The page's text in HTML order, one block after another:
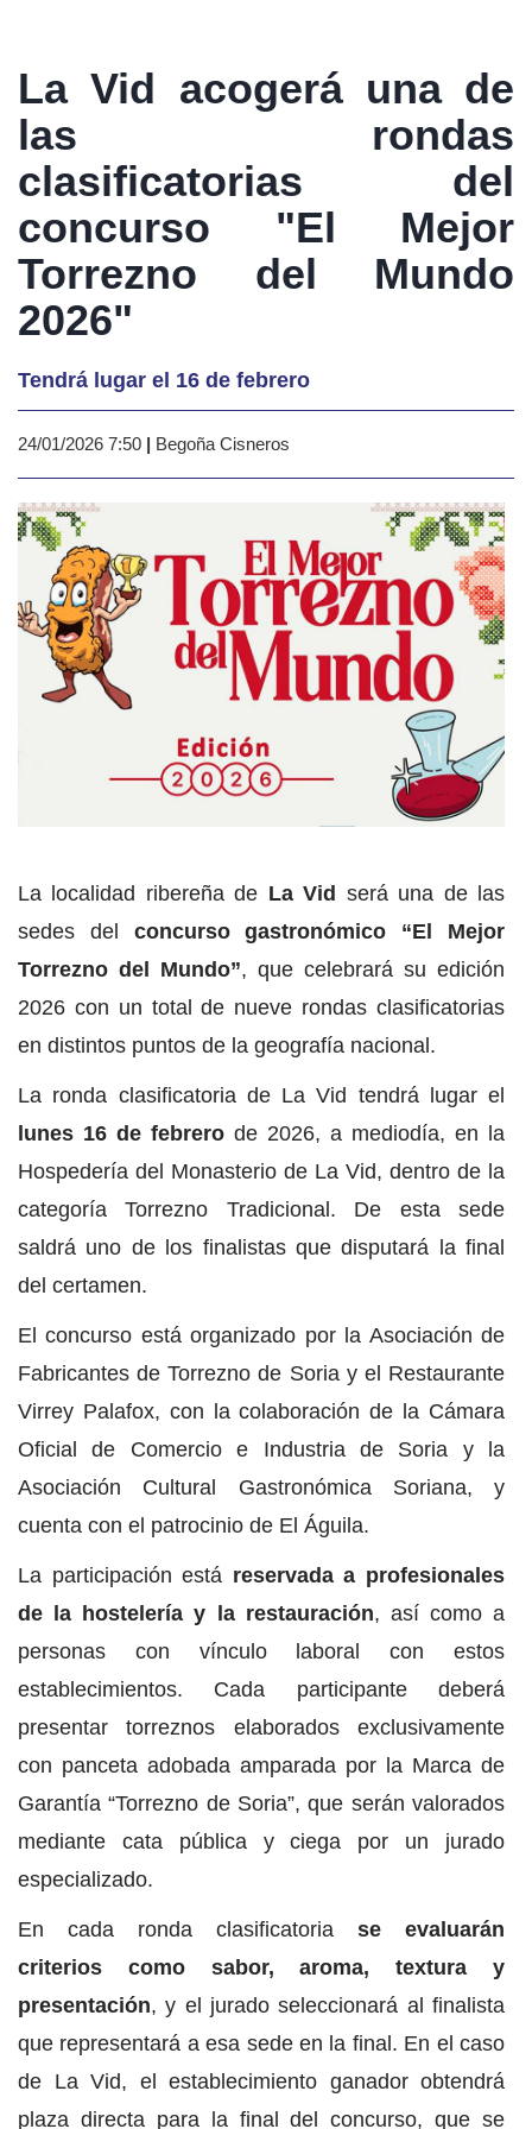
La Vid acogerá una de
las rondas
clasificatorias del
concurso "El Mejor
Torrezno del Mundo
2026"
Tendrá lugar el 16 de febrero
24/01/2026 7:50 | Begoña Cisneros
La localidad ribereña de La Vid será una de las
sedes del
concurso gastronómico “El Mejor
Torrezno del Mundo”, que celebrará su edición
2026 con un total de nueve rondas clasificatorias
en distintos puntos de la geografía nacional.
La ronda clasificatoria de La Vid tendrá lugar el
lunes 16 de febrero de 2026, a mediodía, en la
Hospedería del Monasterio de La Vid, dentro de la
categoría Torrezno Tradicional. De esta sede
saldrá uno de los finalistas que disputará la final
del certamen.
El concurso está organizado por la Asociación de
Fabricantes de Torrezno de Soria y el Restaurante
Virrey Palafox, con la colaboración de la Cámara
Oficial de Comercio e Industria de Soria y la
Asociación Cultural Gastronómica Soriana, y
cuenta con el patrocinio de El Águila.
La participación está reservada a profesionales
de la hostelería y la restauración, así como a
personas con vínculo laboral con estos
establecimientos. Cada participante deberá
presentar torreznos elaborados exclusivamente
con panceta adobada amparada por la Marca de
Garantía “Torrezno de Soria”, que serán valorados
mediante cata pública y ciega por un jurado
especializado.
En cada ronda clasificatoria se evaluarán
criterios como sabor, aroma, textura y
presentación, y el jurado seleccionará al finalista
que representará a esa sede en la final. En el caso
de La Vid, el establecimiento ganador obtendrá
plaza directa para la final del concurso, que se